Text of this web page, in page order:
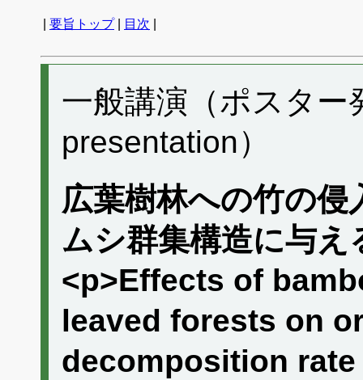
要旨トップ| 目次
一般講演（ポスタ
presentation）
広葉樹林への竹の
ムシ群集構造に与え
<p>Effects of
leaved forests on
decomposition